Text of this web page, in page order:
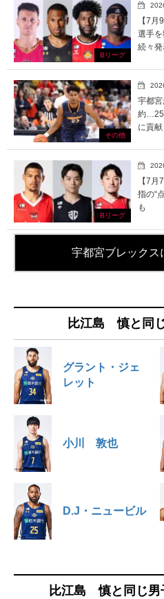
Bリーグ
【7
選手
続々
その他
宇都
約…25
に貢献
Bリーグ
【7
指の“
も
宇都宮ブレックス
比江島 慎と同
グラント・ジェ
レット
小川 敦也
D.J・ニュービル
比江島 慎と同じ男